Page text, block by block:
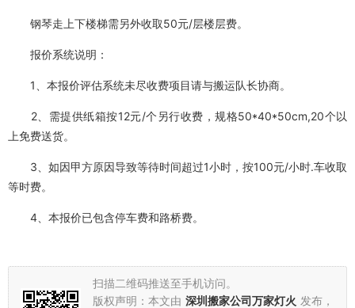
钢琴走上下楼梯需另外收取50元/层楼层费。
报价系统说明：
1、本报价评估系统未尽收费项目请与搬运队长协商。
2、需提供纸箱按12元/个另行收费，规格50*40*50cm,20个以
上免费送货。
3、如因甲方原因导致等待时间超过1小时，按100元/小时.车收取
等时费。
4、本报价已包含停车费和路桥费。
扫描二维码推送至手机访问。
版权声明：本文由 深圳搬家公司万家灯火 发布，